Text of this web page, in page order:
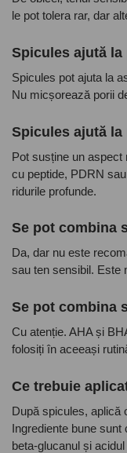
le pot tolera rar, dar
Spicules ajută la
Spicules pot ajuta la
Nu micșorează porii
Spicules ajută la
Pot susține un
cu peptide, PDRN
ridurile profunde.
Se pot combina
Da, dar nu este
sau ten sensibil. Este
Se pot combina
Cu atenție. AHA și
folosiți în aceeași
Ce trebuie
După spicules, aplică
Ingrediente bune sunt
beta-glucanul și